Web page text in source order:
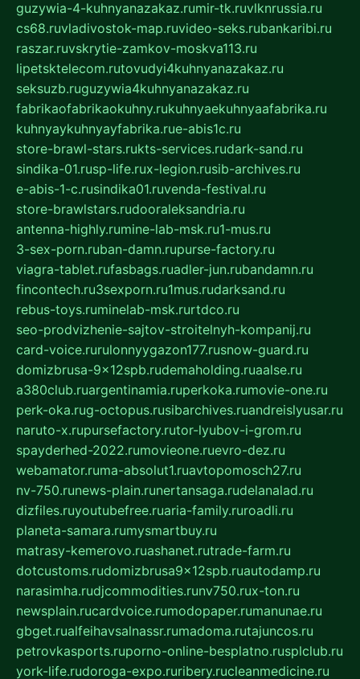
guzywia-4-kuhnyanazakaz.rumir-tk.ruvlknrussia.ru
cs68.ruvladivostok-map.ruvideo-seks.rubankaribi.ru
raszar.ruvskrytie-zamkov-moskva113.ru
lipetsktelecom.rutovudyi4kuhnyanazakaz.ru
seksuzb.ruguzywia4kuhnyanazakaz.ru
fabrikaofabrikaokuhny.rukuhnyaekuhnyaafabrika.ru
kuhnyaykuhnyayfabrika.rue-abis1c.ru
store-brawl-stars.rukts-services.rudark-sand.ru
sindika-01.rusp-life.rux-legion.rusib-archives.ru
e-abis-1-c.rusindika01.ruvenda-festival.ru
store-brawlstars.rudooraleksandria.ru
antenna-highly.rumine-lab-msk.ru1-mus.ru
3-sex-porn.ruban-damn.rupurse-factory.ru
viagra-tablet.rufasbags.ruadler-jun.rubandamn.ru
fincontech.ru3sexporn.ru1mus.rudarksand.ru
rebus-toys.ruminelab-msk.rurtdco.ru
seo-prodvizhenie-sajtov-stroitelnyh-kompanij.ru
card-voice.rurulonnyygazon177.rusnow-guard.ru
domizbrusa-9x12spb.rudemaholding.ruaalse.ru
a380club.ruargentinamia.ruperkoka.rumovie-one.ru
perk-oka.rug-octopus.rusibarchives.ruandreislyusar.ru
naruto-x.rupursefactory.rutor-lyubov-i-grom.ru
spayderhed-2022.rumovieone.ruevro-dez.ru
webamator.ruma-absolut1.ruavtopomosch27.ru
nv-750.runews-plain.runertansaga.rudelanalad.ru
dizfiles.ruyoutubefree.ruaria-family.ruroadli.ru
planeta-samara.rumysmartbuy.ru
matrasy-kemerovo.ruashanet.rutrade-farm.ru
dotcustoms.rudomizbrusa9x12spb.ruautodamp.ru
narasimha.rudjcommodities.runv750.rux-ton.ru
newsplain.rucardvoice.rumodopaper.rumanunae.ru
gbget.rualfeihavsalnassr.rumadoma.rutajuncos.ru
petrovkasports.ruporno-online-besplatno.rusplclub.ru
york-life.rudoroga-expo.ruribery.rucleanmedicine.ru